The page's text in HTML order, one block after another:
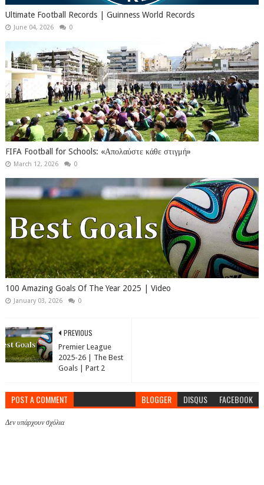
Ultimate Football Records | Guinness World Records
June 04, 2026 0
FIFA Football for Schools: «Απολαύστε κάθε στιγμή»
March 12, 2026 0
100 Amazing Goals Of The Year 2025 | Video
January 03, 2026 0
PREVIOUS
Premier League
2025-26 | The Best
Goals | Part 2
POST A COMMENT BLOGGER DISQUS FACEBOOK
Δεν υπάρχουν σχόλια